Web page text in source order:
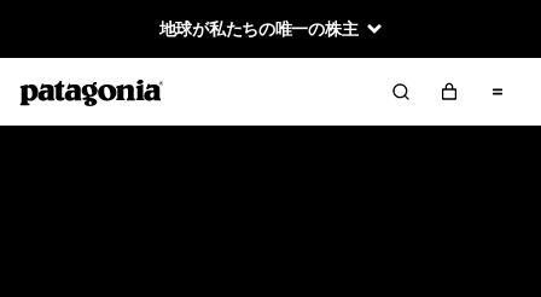
地球が私たちの唯一の株主